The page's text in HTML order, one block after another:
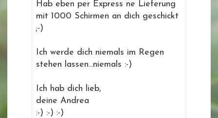
Hab eben per Express ne Lieferung
mit 1000 Schirmen an dich geschickt
;-)
Ich werde dich niemals im Regen
stehen lassen...niemals :-)
Ich hab dich lieb,
deine Andrea
:-) :-) :-)